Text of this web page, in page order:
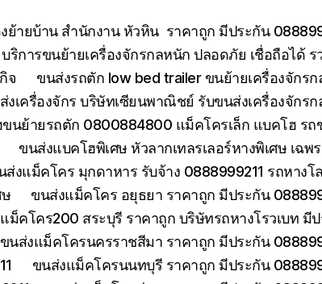
ย้ายบ้าน สำนักงาน หัวหิน ราคาถูก มีประกัน
ริการขนย้ายเครื่องจักรกลหนัก ปลอดภัย เชื่อถือได้ ร
จ
ขนส่งรถตัก low bed trailer ขนย้ายเครื่องจักร
งเครื่องจักร บริษัทเซียนพาณิชย์ รับขนส่งเครื่องจักร
นย้ายรถตัก 0800884800 แม็คโครเล็ก แบคโฮ ร
ขนส่งแบคโฮพิเศษ หัวลากเทลรเลอร์หางพิเศษ เฉพ
ส่งแม็คโคร มุกดาหาร รับจ้าง 0888999211 รถหางโ
ขนส่งแม็คโคร อยุธยา ราคาถูก มีประกัน
ม็คโคร200 สระบุรี ราคาถูก บริษัทรถหางโรวเบท มี
ขนส่งแม็คโครนครราชสีมา ราคาถูก มีประกัน
ขนส่งแม็คโครนนทบุรี ราคาถูก มีประกัน